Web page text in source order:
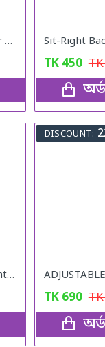
Milk Shake Original for Healthy Weight Sit-Right
TK 450
Lemon Juice Suppliment Weight Loss Lemon Juice 120g
DISCOUNT:
TK 690